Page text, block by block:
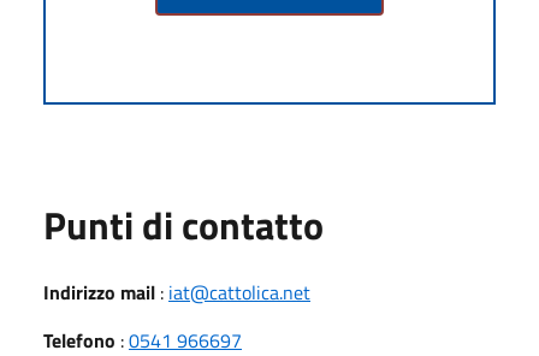
Punti di contatto
Indirizzo mail : iat@cattolica.net
Telefono :0541 966697